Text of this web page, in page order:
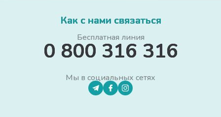
Как с нами связаться
Бесплатная линия
0 800 316 316
Мы в социальных сетях